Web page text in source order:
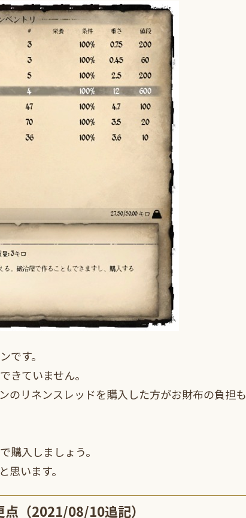
です。
きていません。
のリネンスレッドを購入した方がお財布の負担も
購入しましょう。
います。
（2021/08/10追記）